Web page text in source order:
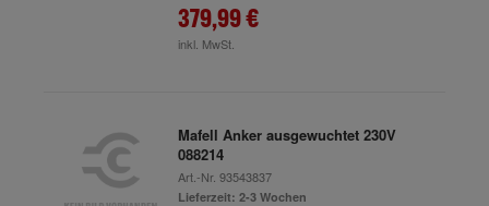
379,99 €
inkl. MwSt.
Mafell Anker ausgewuchtet 230V
088214
Art.-Nr. 93543837
Lieferzeit: 2-3 Wochen